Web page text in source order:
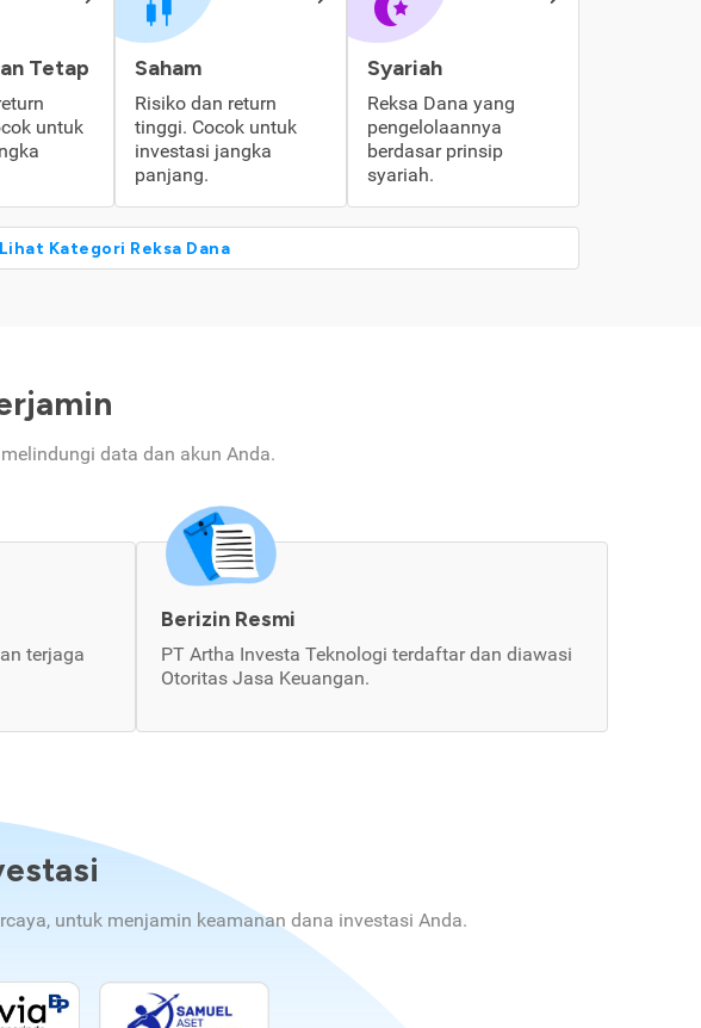
Tetap
untuk
Saham
Risiko dan return
tinggi. Cocok untuk
investasi jangka
panjang.
Syariah
Reksa Dana yang
pengelolaannya
berdasar prinsip
syariah.
Lihat Kategori Reksa Dana
data dan akun Anda.
terjaga
Berizin Resmi
PT Artha Investa Teknologi terdaftar dan diawasi
Otoritas Jasa Keuangan.
untuk menjamin keamanan dana investasi Anda.